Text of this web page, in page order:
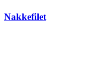
Nakkefilet